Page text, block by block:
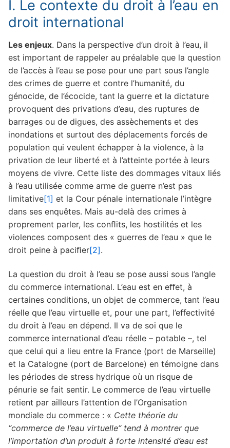
I. Le contexte du droit à l’eau en
droit international
Les enjeux. Dans la perspective d’un droit à l’eau, il
est important de rappeler au préalable que la question
de l’accès à l’eau se pose pour une part sous l’angle
des crimes de guerre et contre l’humanité, du
génocide, de l’écocide, tant la guerre et la dictature
provoquent des privations d’eau, des ruptures de
barrages ou de digues, des assèchements et des
inondations et surtout des déplacements forcés de
population qui veulent échapper à la violence, à la
privation de leur liberté et à l’atteinte portée à leurs
moyens de vivre. Cette liste des dommages vitaux liés
à l’eau utilisée comme arme de guerre n’est pas
limitative[1] et la Cour pénale internationale l’intègre
dans ses enquêtes. Mais au-delà des crimes à
proprement parler, les conﬂits, les hostilités et les
violences composent des « guerres de l’eau » que le
droit peine à paciﬁer[2].
La question du droit à l’eau se pose aussi sous l’angle
du commerce international. L’eau est en eﬀet, à
certaines conditions, un objet de commerce, tant l’eau
réelle que l’eau virtuelle et, pour une part, l’eﬀectivité
du droit à l’eau en dépend. Il va de soi que le
commerce international d’eau réelle – potable –, tel
que celui qui a lieu entre la France (port de Marseille)
et la Catalogne (port de Barcelone) en témoigne dans
les périodes de stress hydrique où un risque de
pénurie se fait sentir. Le commerce de l’eau virtuelle
retient par ailleurs l’attention de l’Organisation
mondiale du commerce : « Cette théorie du
“commerce de l’eau virtuelle“ tend à montrer que
l’importation d’un produit à forte intensité d’eau est